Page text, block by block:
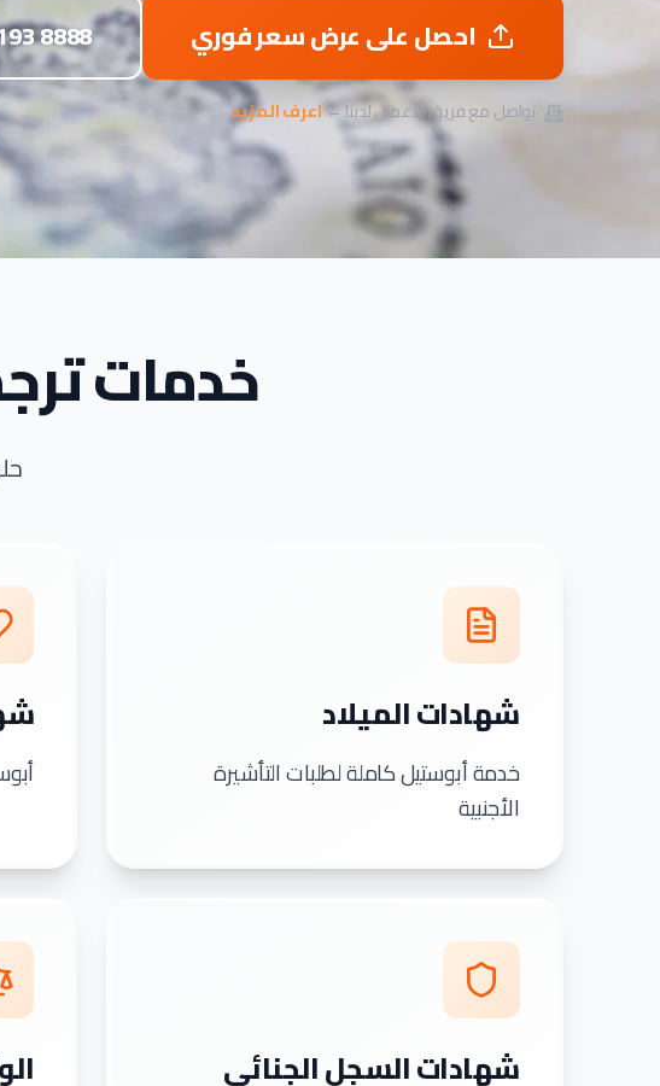
احصل على عرض سعر فوري 8888
تواصل مع فريق الأعمال لدينا ←اعرف المزيد
خدمات
شهادات الميلاد
خدمة أبوستيل كاملة لطلبات التأشيرة
الأجنبية
شهادات السجل الجنائي